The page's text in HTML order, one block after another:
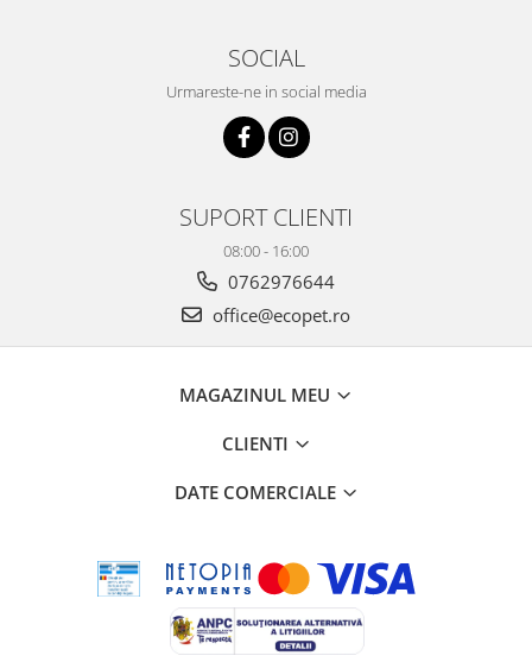
SOCIAL
Urmareste-ne in social media
SUPORT CLIENTI
08:00 - 16:00
0762976644
office@ecopet.ro
MAGAZINUL MEU
CLIENTI
DATE COMERCIALE